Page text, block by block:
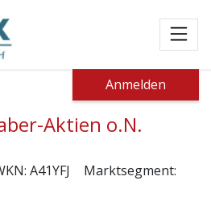
Anmelden
Aktien o.N.
A41YFJ
Marktsegment: